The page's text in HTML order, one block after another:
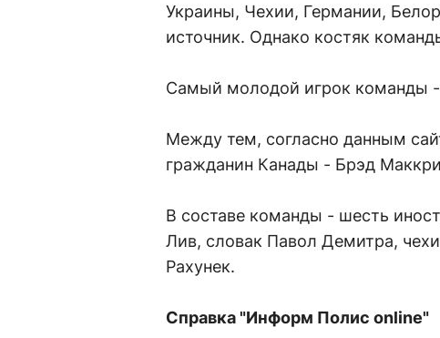
Украины, Чехии, Германии,
источник. Однако костяк
Самый молодой игрок команды -
Между тем, согласно данным
гражданин Канады - Брэд
В составе команды - шесть
Лив, словак Павол Демитра,
Рахунек.
Справка "Информ Полис online"